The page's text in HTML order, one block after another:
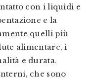
con i liquidi e
e la
quelli più
alimentare, i
e durata.
che sono